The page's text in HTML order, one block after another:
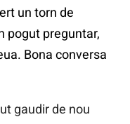
un torn de
pogut preguntar,
Bona conversa
gaudir de nou